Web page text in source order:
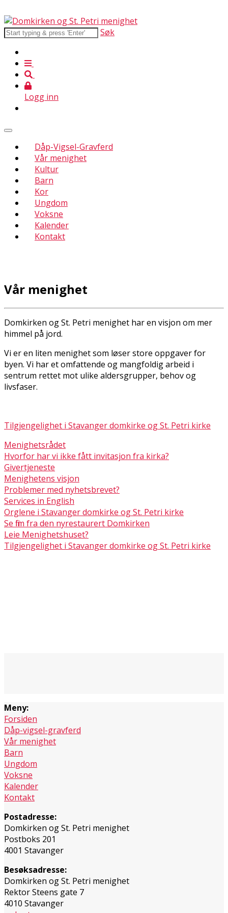
Søk
Logg inn
Dåp-Vigsel-Gravferd
Vår menighet
Kultur
Barn
Kor
Ungdom
Voksne
Kalender
Kontakt
Vår menighet
Domkirken og St. Petri menighet har en visjon om mer
himmel på jord.
Vi er en liten menighet som løser store oppgaver for
byen. Vi har et omfattende og mangfoldig arbeid i
sentrum rettet mot ulike aldersgrupper, behov og
livsfaser.
Tilgjengelighet i Stavanger domkirke og St. Petri kirke
Menighetsrådet
Hvorfor har vi ikke fått invitasjon fra kirka?
Givertjeneste
Menighetens visjon
Problemer med nyhetsbrevet?
Services in English
Orglene i Stavanger domkirke og St. Petri kirke
Se film fra den nyrestaurert Domkirken
Leie Menighetshuset?
Tilgjengelighet i Stavanger domkirke og St. Petri kirke
Meny:
Forsiden
Dåp-vigsel-gravferd
Vår menighet
Barn
Ungdom
Voksne
Kalender
Kontakt
Postadresse:
Domkirken og St. Petri menighet
Postboks 201
4001 Stavanger
Besøksadresse:
Domkirken og St. Petri menighet
Rektor Steens gate 7
4010 Stavanger